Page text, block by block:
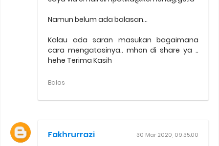
Namun belum ada balasan...
Kalau ada saran masukan bagaimana
cara mengatasinya.. mhon di share ya ..
hehe Terima Kasih
Balas
Fakhrurrazi 30 Mar 2020, 09.35.00